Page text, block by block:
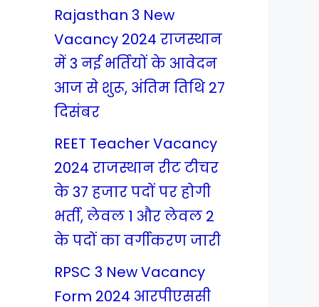
Rajasthan 3 New
Vacancy 2024 राजस्थान
में 3 नई भर्तियों के आवेदन
आज से शुरू, अंतिम तिथि 27
दिसंबर
REET Teacher Vacancy
2024 राजस्थान रीट टीचर
के 37 हजार पदों पर होगी
भर्ती, लेवल 1 और लेवल 2
के पदों का वर्गीकरण जारी
RPSC 3 New Vacancy
Form 2024 आरपीएससी